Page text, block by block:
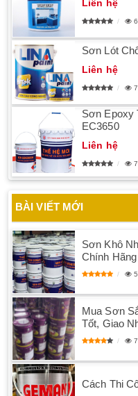
Liên hệ
Sơn Lót
Liên hệ
Sơn Epoxy
EC3650
Liên hệ
BÀI VIẾT MỚI
Sơn Khô
Chính Hãng
Mua Sơn
Tốt, Giao
Cách Thi